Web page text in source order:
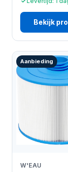
Bekijk
Aanbieding
W'EAU